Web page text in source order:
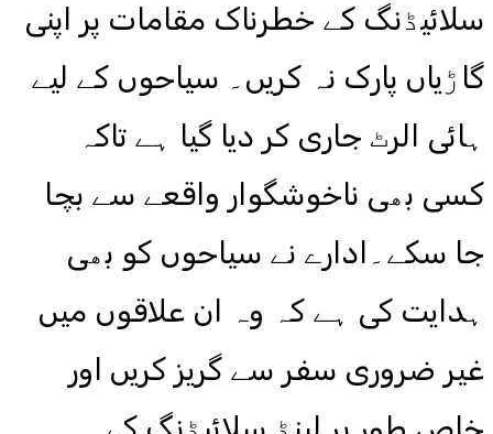
سلائیڈنگ کے خطرناک مقامات پر اپنی
گاڑیاں پارک نہ کریں۔ سیاحوں کے لیے
ہائی الرٹ جاری کر دیا گیا ہے تاکہ
کسی بھی ناخوشگوار واقعے سے بچا
جا سکے۔ادارے نے سیاحوں کو بھی
ہدایت کی ہے کہ وہ ان علاقوں میں
غیر ضروری سفر سے گریز کریں اور